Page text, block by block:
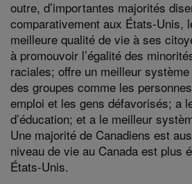
outre, d’importantes majorités
comparativement aux États-Unis,
meilleure qualité de vie à ses
à promouvoir l’égalité des
raciales; offre un meilleur
des groupes comme les
emploi et les gens défavorisés; a
d’éducation; et a le meilleur
Une majorité de Canadiens est
niveau de vie au Canada est plus
États-Unis.